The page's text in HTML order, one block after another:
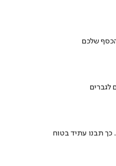
שלכם
לגברים
תבנו עתיד בטוח